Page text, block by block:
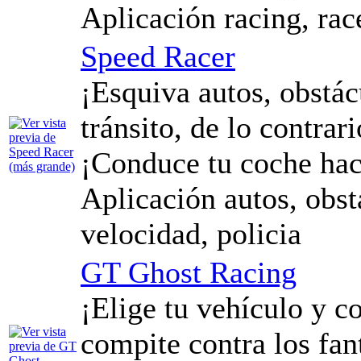
Aplicación racing,
Speed Racer
¡Esquiva autos,
tránsito, de lo
¡Conduce tu coche
Aplicación autos,
velocidad, policia
GT Ghost Racing
¡Elige tu vehículo y
compite contra los